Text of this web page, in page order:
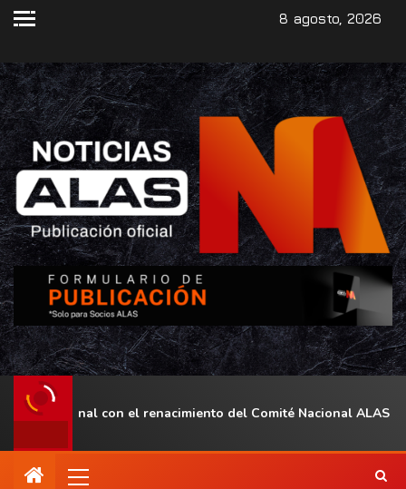
8 agosto, 2026
con el renacimiento del Comité Nacional ALAS